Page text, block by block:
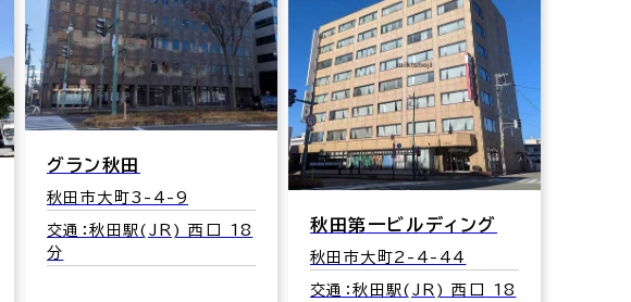
グラン秋田
秋田市大町3-4-9
交通：秋田駅(JR) 西口 18
分
秋田第一ビルディング
秋田市大町2-4-44
交通：秋田駅(JR) 西口 18